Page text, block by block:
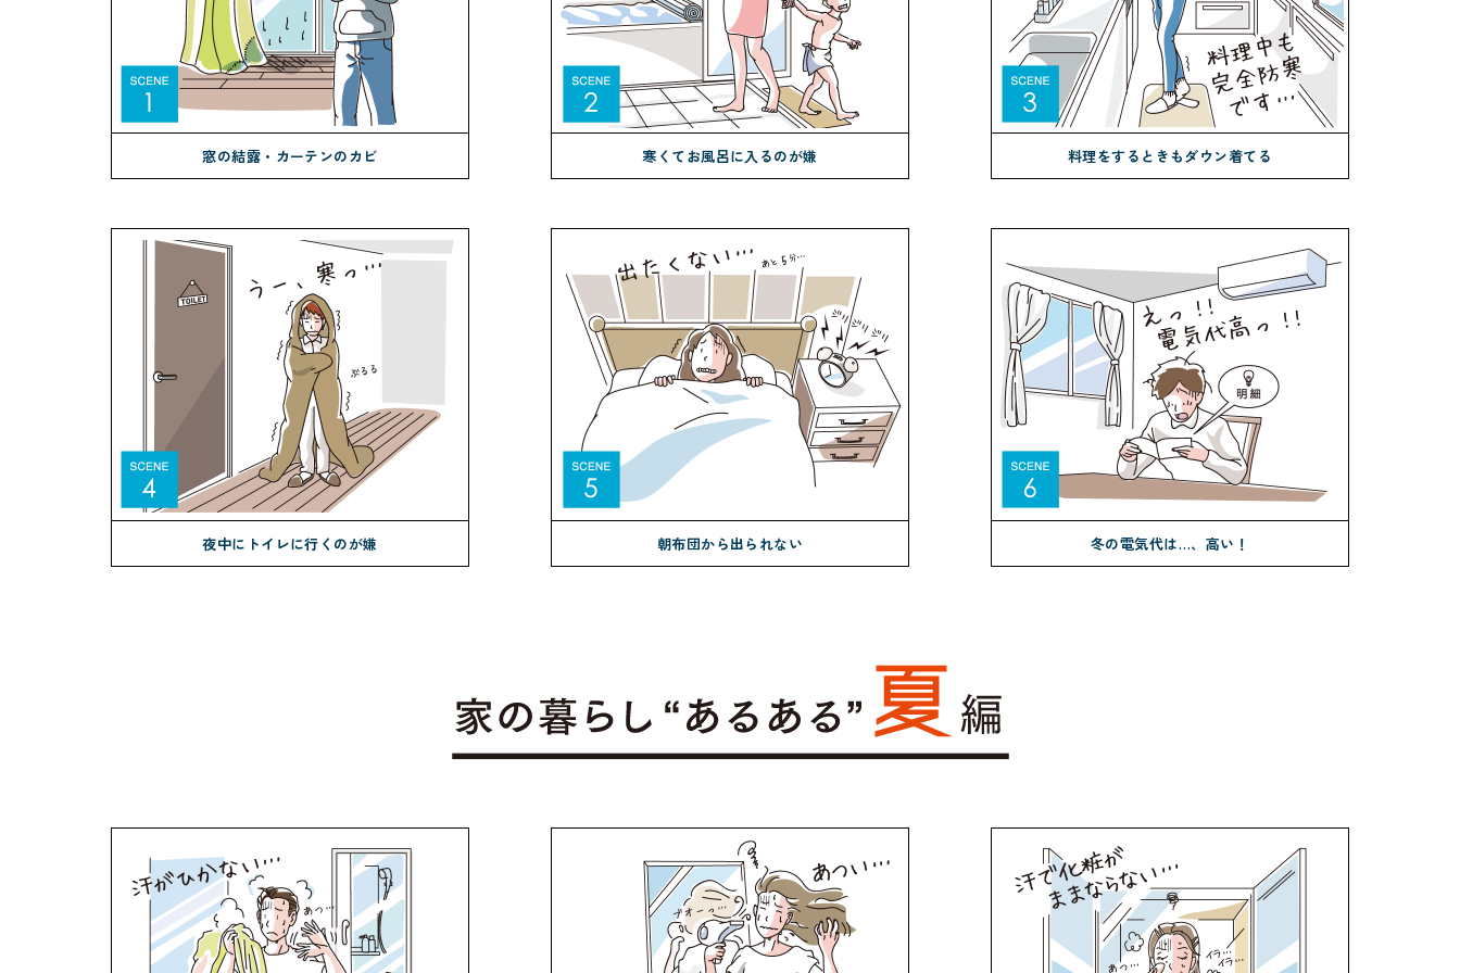
窓の結露・カーテンのカビ 寒くてお風呂に入るのが嫌 料理をするときもダウン着てる
夜中にトイレに行くのが嫌 朝布団から出られない 冬の電気代は…、高い！